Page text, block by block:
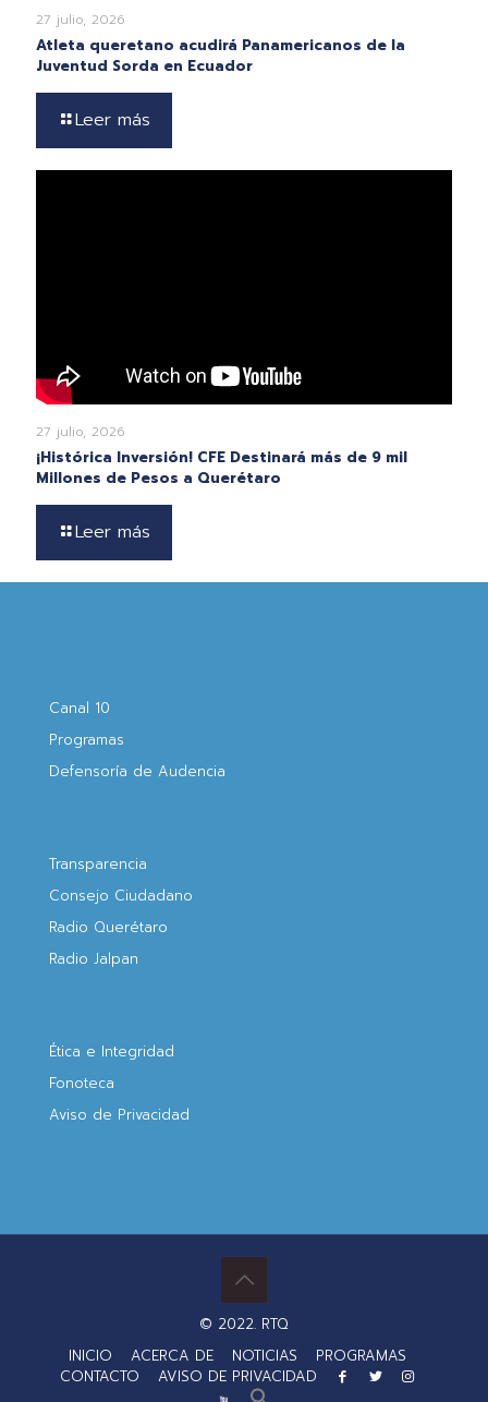
27 julio, 2026
Atleta queretano acudirá Panamericanos de la
Juventud Sorda en Ecuador
Leer más
27 julio, 2026
¡Histórica Inversión! CFE Destinará más de 9 mil
Millones de Pesos a Querétaro
Leer más
Canal 10
Programas
Defensoría de Audencia
Transparencia
Consejo Ciudadano
Radio Querétaro
Radio Jalpan
Ética e Integridad
Fonoteca
Aviso de Privacidad
© 2022. RTQ
INICIO
ACERCA DE NOTICIAS
PROGRAMAS
CONTACTO
AVISO DE PRIVACIDAD